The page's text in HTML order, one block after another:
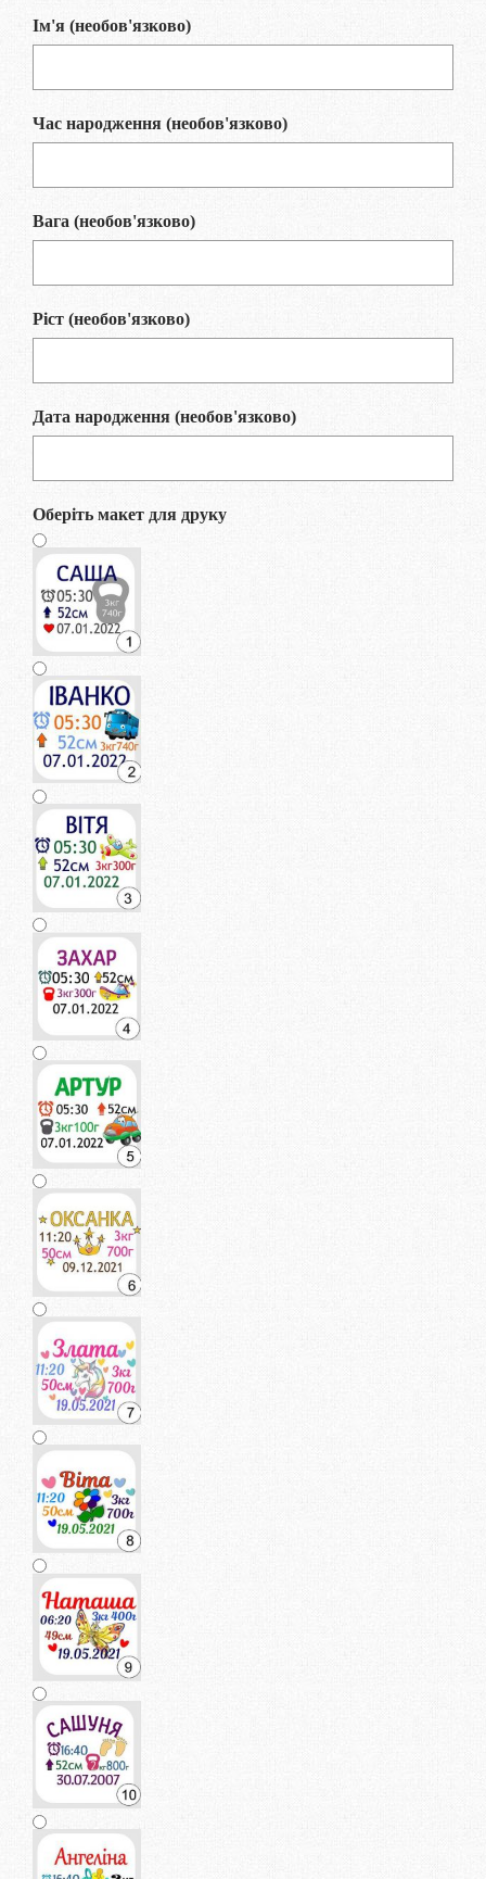
Ім'я (необов'язково)
Час народження (необов'язково)
Вага (необов'язково)
Ріст (необов'язково)
Дата народження (необов'язково)
Оберіть макет для друку